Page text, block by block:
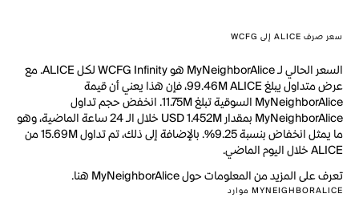
سعر صرف ALICE إلى WCFG
السعر الحالي لـ MyNeighborAlice هو WCFG Infinity لكل ALICE. مع
عرض متداول يبلغ 99.46M ALICE، فإن هذا يعني أن قيمة
MyNeighborAlice السوقية تبلغ 11.75M. انخفض حجم تداول
MyNeighborAlice بمقدار USD 1.452M خلال الـ 24 ساعة الماضية، وهو
ما يمثل انخفاض بنسبة 9.25%. بالإضافة إلى ذلك، تم تداول 15.69M من
ALICE خلال اليوم الماضي.
تعرف على المزيد من المعلومات حول MyNeighborAlice هنا.
MYNEIGHBORALICE موارد